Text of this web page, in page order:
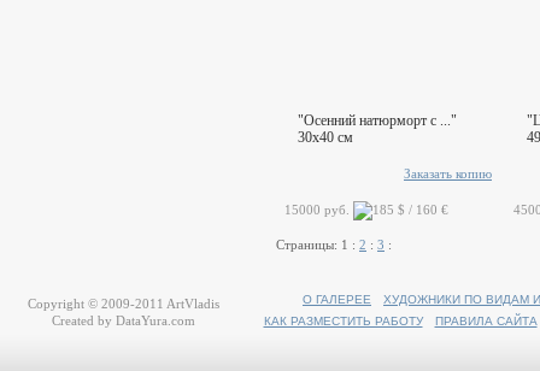
"Осенний натюрморт с ..."
30x40 см
Заказать копию
15000 руб.
Страницы: 1 : 2 : 3 :
О ГАЛЕРЕЕ
ХУДОЖНИКИ ПО ВИДАМ
КАК РАЗМЕСТИТЬ РАБОТУ
ПРАВИЛА САЙТА
Copyright © 2009-2011 ArtVladis
Created by DataYura.com